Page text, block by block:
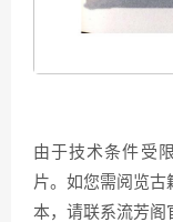
由于技术条件受
片。如您需阅览古
本，请联系流芳阁